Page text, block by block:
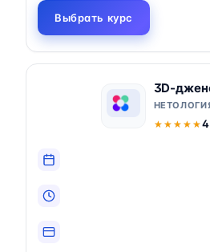
Выбрать курс
3D-
★★★★★
★★★★★